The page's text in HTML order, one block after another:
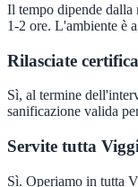
Il tempo dipende dalla
1-2 ore. L'ambiente è
Rilasciate
Sì, al termine
sanificazione valida
Servite tutta
Sì. Operiamo in tutta